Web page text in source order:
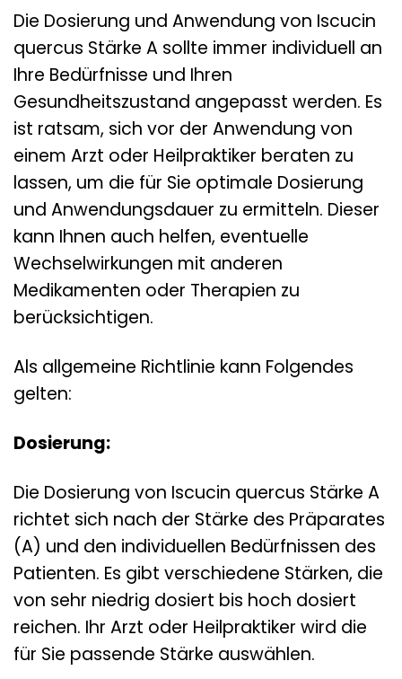
Die Dosierung und Anwendung von Iscucin
quercus Stärke A sollte immer individuell an
Ihre Bedürfnisse und Ihren
Gesundheitszustand angepasst werden. Es
ist ratsam, sich vor der Anwendung von
einem Arzt oder Heilpraktiker beraten zu
lassen, um die für Sie optimale Dosierung
und Anwendungsdauer zu ermitteln. Dieser
kann Ihnen auch helfen, eventuelle
Wechselwirkungen mit anderen
Medikamenten oder Therapien zu
berücksichtigen.
Als allgemeine Richtlinie kann Folgendes
gelten:
Dosierung:
Die Dosierung von Iscucin quercus Stärke A
richtet sich nach der Stärke des Präparates
(A) und den individuellen Bedürfnissen des
Patienten. Es gibt verschiedene Stärken, die
von sehr niedrig dosiert bis hoch dosiert
reichen. Ihr Arzt oder Heilpraktiker wird die
für Sie passende Stärke auswählen.